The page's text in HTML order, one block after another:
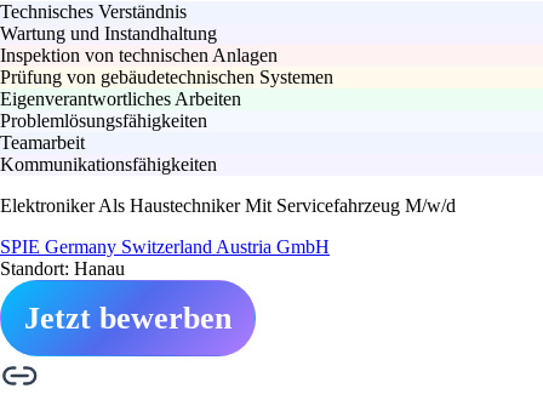
Technisches Verständnis
Wartung und Instandhaltung
Inspektion von technischen Anlagen
Prüfung von gebäudetechnischen Systemen
Eigenverantwortliches Arbeiten
Problemlösungsfähigkeiten
Teamarbeit
Kommunikationsfähigkeiten
Elektroniker Als Haustechniker Mit Servicefahrzeug M/w/d
SPIE Germany Switzerland Austria GmbH
Standort: Hanau
Jetzt bewerben